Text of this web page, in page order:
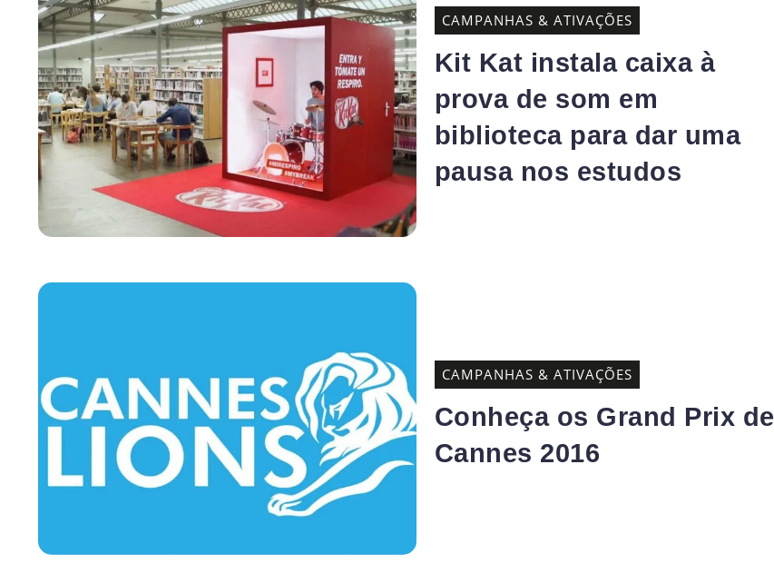
CAMPANHAS & ATIVAÇÕES
Kit Kat instala caixa à
prova de som em
biblioteca para dar uma
pausa nos estudos
CAMPANHAS & ATIVAÇÕES
Conheça os Grand Prix de
Cannes 2016